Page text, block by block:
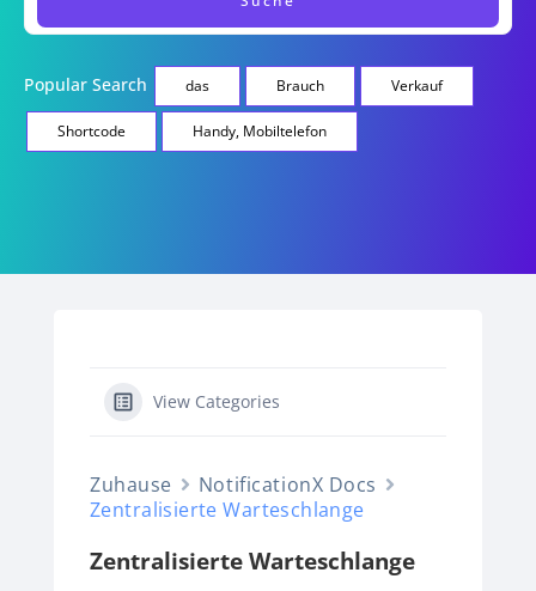
Popular Search das Brauch Verkauf
Shortcode Handy, Mobiltelefon
View Categories
Zuhause
NotificationX Docs
Zentralisierte Warteschlange
Zentralisierte Warteschlange